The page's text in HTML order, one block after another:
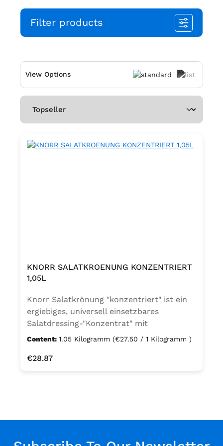
Filter products
View Options
KNORR SALATKROENUNG KONZENTRIERT
1,05L
Knorr Salatkrönung "konzentriert" ist ein
ergiebiges, universell einsetzbares
Salatdressing-"Konzentrat" mit
hochwertigen Zutaten wie Weinessig und
von Blattsalat, Gurken- und Tomatensalat,
Abschmecken von gefüllten Eiern, Senf-
Konservierungsstoffe.Zutaten:
Content: 1.05 Kilogramm (€27.50 / 1 Kilogramm )
Regular price:
€28.87